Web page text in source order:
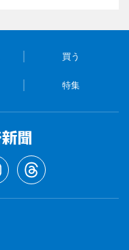
買う
特集